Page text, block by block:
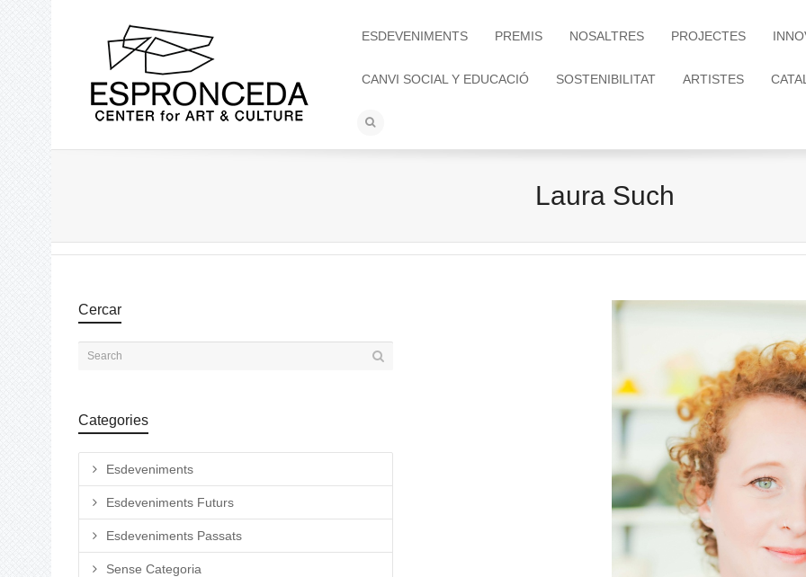
ESDEVENIMENTS PREMIS NOSALTRES PROJECTES
CANVI SOCIAL Y EDUCACIÓ SOSTENIBILITAT ARTISTES
Laura Such
Cercar
Categories
Esdeveniments
Esdeveniments Futurs
Esdeveniments Passats
Sense Categoria